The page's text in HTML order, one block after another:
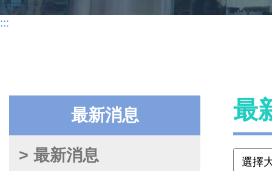
:::
最新消息
> 最新消息
最